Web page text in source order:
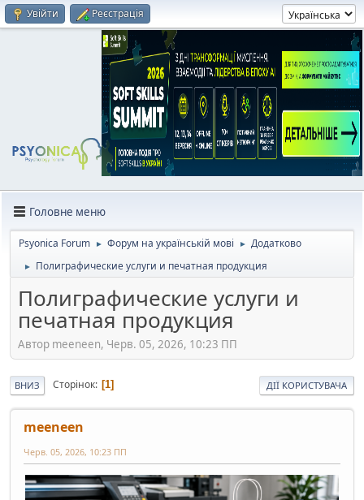
Увійти Реєстрація
Головне меню
Psyonica Forum ► Форум на українській мові ► Додатково
► Полиграфические услуги и печатная продукция
Полиграфические услуги и
печатная продукция
Автор meeneen, Черв. 05, 2026, 10:23 ПП
ВНИЗ Сторінок 1 ДІЇ КОРИСТУВАЧА
meeneen
Черв. 05, 2026, 10:23 ПП